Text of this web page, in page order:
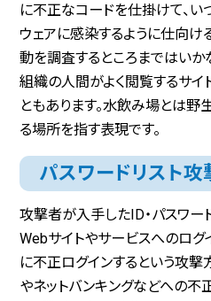
に不正なコードを仕掛けて、い
ウェアに感染するように仕向け
動を調査するところまではいか
組織の人間がよく閲覧するサイ
ともあります。水飲み場とは野
る場所を指す表現です。
パスワードリスト攻
攻撃者が入手したID・パスワー
Webサイトやサービスへのログ
に不正ログインするという攻撃
やネットバンキングなどへの